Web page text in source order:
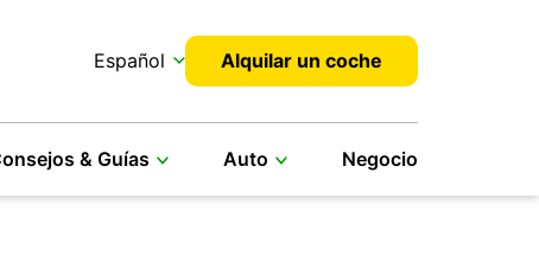
Español Alquilar un coche
& Guías Auto Negocio